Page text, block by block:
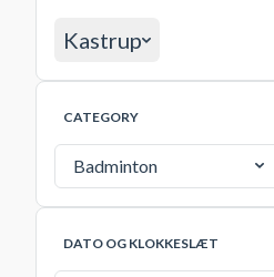
Kastrup
CATEGORY
Badminton
DATO OG KLOKKESLÆT